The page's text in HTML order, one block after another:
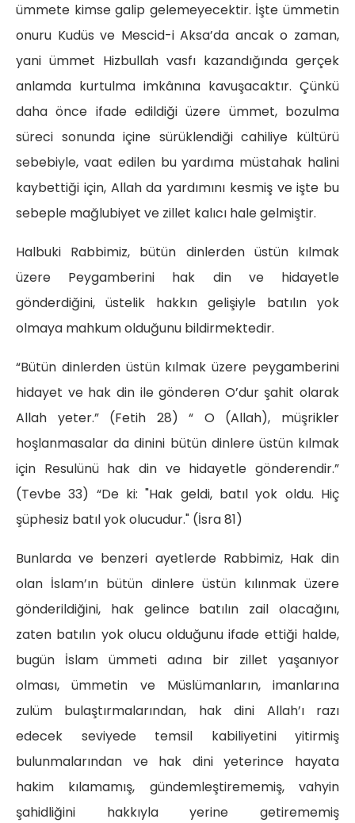
ümmete kimse galip gelemeyecektir. İşte ümmetin
onuru Kudüs ve Mescid-i Aksa’da ancak o zaman,
yani ümmet Hizbullah vasfı kazandığında gerçek
anlamda kurtulma imkânına kavuşacaktır. Çünkü
daha önce ifade edildiği üzere ümmet, bozulma
süreci sonunda içine sürüklendiği cahiliye kültürü
sebebiyle, vaat edilen bu yardıma müstahak halini
kaybettiği için, Allah da yardımını kesmiş ve işte bu
sebeple mağlubiyet ve zillet kalıcı hale gelmiştir.
Halbuki Rabbimiz, bütün dinlerden üstün kılmak
üzere Peygamberini hak din ve hidayetle
gönderdiğini, üstelik hakkın gelişiyle batılın yok
olmaya mahkum olduğunu bildirmektedir.
“Bütün dinlerden üstün kılmak üzere peygamberini
hidayet ve hak din ile gönderen O’dur şahit olarak
Allah yeter.” (Fetih 28) “ O (Allah), müşrikler
hoşlanmasalar da dinini bütün dinlere üstün kılmak
için Resulünü hak din ve hidayetle gönderendir.”
(Tevbe 33) “De ki: "Hak geldi, batıl yok oldu. Hiç
şüphesiz batıl yok olucudur." (İsra 81)
Bunlarda ve benzeri ayetlerde Rabbimiz, Hak din
olan İslam’ın bütün dinlere üstün kılınmak üzere
gönderildiğini, hak gelince batılın zail olacağını,
zaten batılın yok olucu olduğunu ifade ettiği halde,
bugün İslam ümmeti adına bir zillet yaşanıyor
olması, ümmetin ve Müslümanların, imanlarına
zulüm bulaştırmalarından, hak dini Allah’ı razı
edecek seviyede temsil kabiliyetini yitirmiş
bulunmalarından ve hak dini yeterince hayata
hakim kılamamış, gündemleştirememiş, vahyin
şahidliğini hakkıyla yerine getirememiş